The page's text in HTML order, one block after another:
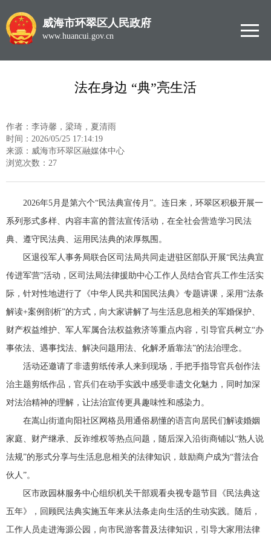
威海市环翠区人民政府
www.huancui.gov.cn
法在身边 “典”亮生活
作者：李诗馨，梁琦，夏清雨
时间：2026/05/25 17:14:19
来源：威海市环翠区融媒体中心
浏览次数： 27
2026年5月是第六个“民法典宣传月”。连日来，环翠区积极开展一
系列形式多样、内容丰富的普法宣传活动，在全社会营造学习民法
典、遵守民法典、运用民法典的浓厚氛围。
区退役军人事务局联合区司法局共同走进驻区部队开展“民法典宣
传进军营”活动，区司法局法律援助中心工作人员结合官兵工作生活实
际，针对性地进行了《中华人民共和国民法典》专题讲课，采用“法条
解读+案例剖析”的方式，向大家讲解了与生活息息相关的军婚保护、
财产权益维护、军人军属合法权益救济等重点内容，引导官兵树立“办
事依法、遇事找法、解决问题用法、化解矛盾靠法”的法治理念。
活动还邀请了非遗剪纸传承人来到现场，手把手指导官兵创作法
治主题剪纸作品，官兵们在动手实践中感受非遗文化魅力，同时加深
对法治精神的理解，让法治宣传更具趣味性和感染力。
在嵩山街道向阳社区网格员用通俗易懂的语言向居民们解读婚姻
家庭、财产继承、反诈维权等热点问题，随后深入沿街商铺以“熟人说
法规”的形式分享与生活息息相关的法律知识，鼓励商户成为“普法合
伙人”。
区市政园林服务中心组织机关干部观看央视专题节目《民法典这
五年》，回顾民法典实施五年来从法条走向生活的生动实践。随后，
工作人员走进海源公园，向市民游客普及法律知识，引导大家用法律